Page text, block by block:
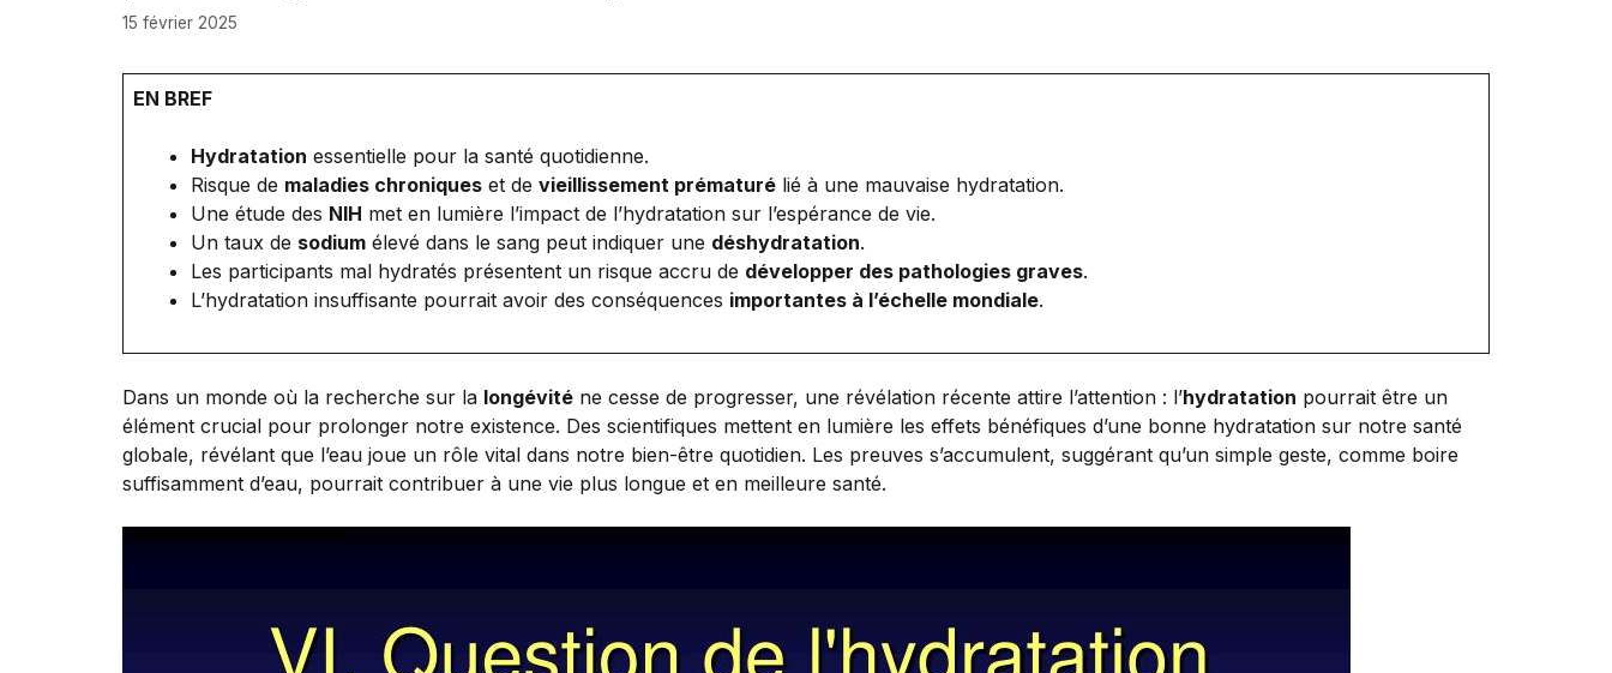
15 février 2025
EN BREF
Hydratation essentielle pour la santé quotidienne.
Risque de maladies chroniques et de vieillissement prématuré lié à une mauvaise hydratation.
Une étude des NIH met en lumière l’impact de l’hydratation sur l’espérance de vie.
Un taux de sodium élevé dans le sang peut indiquer une déshydratation.
Les participants mal hydratés présentent un risque accru de développer des pathologies graves.
L’hydratation insuffisante pourrait avoir des conséquences importantes à l’échelle mondiale.
Dans un monde où la recherche sur la longévité ne cesse de progresser, une révélation récente attire l’attention : l’hydratation pourrait être un
élément crucial pour prolonger notre existence. Des scientifiques mettent en lumière les effets bénéfiques d’une bonne hydratation sur notre santé
globale, révélant que l’eau joue un rôle vital dans notre bien-être quotidien. Les preuves s’accumulent, suggérant qu’un simple geste, comme boire
suffisamment d’eau, pourrait contribuer à une vie plus longue et en meilleure santé.